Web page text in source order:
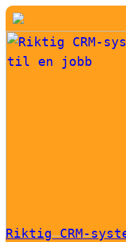
Riktig CRM-